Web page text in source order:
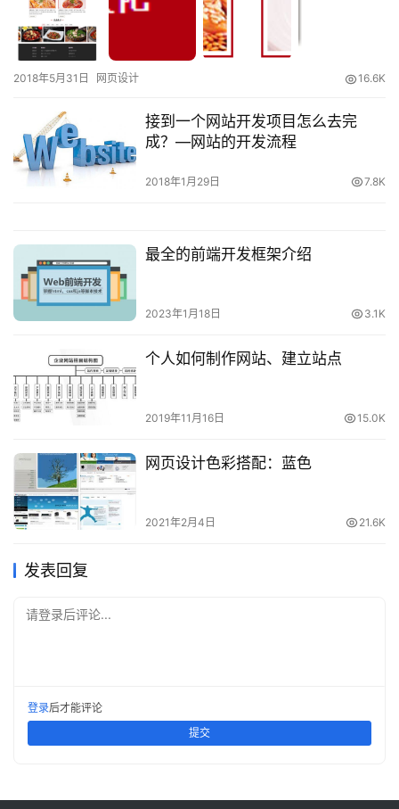
2018年5月31日 网页设计 16.6K
接到一个网站开发项目怎么去完
成？—网站的开发流程
2018年1月29日 7.8K
最全的前端开发框架介绍
2023年1月18日 3.1K
个人如何制作网站、建立站点
2019年11月16日 15.0K
网页设计色彩搭配：蓝色
2021年2月4日 21.6K
发表回复
请登录后评论...
登录后才能评论
提交